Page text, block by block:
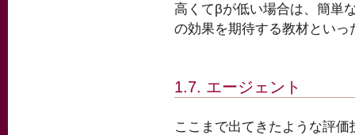
高くてβが低い場合は、簡単
の効果を期待する教材とい
1.7. エージェント
ここまで出てきたような評